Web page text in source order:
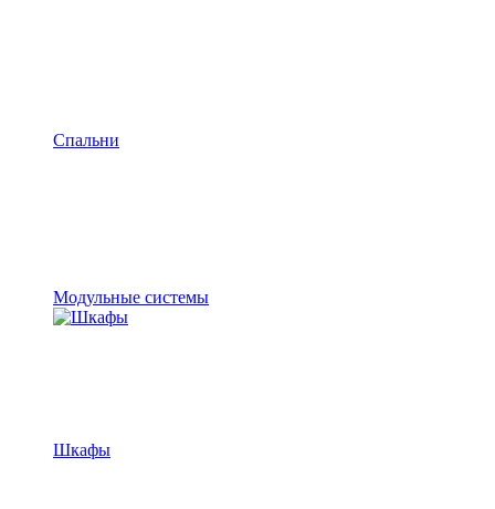
Спальни
Модульные системы
Шкафы